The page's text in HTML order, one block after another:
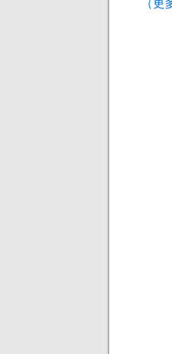
（更